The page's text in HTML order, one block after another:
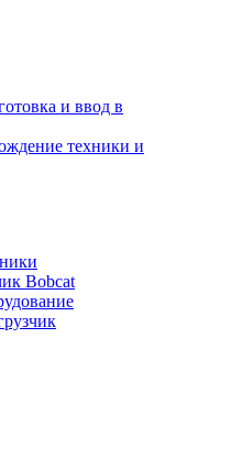
и ввод в
техники и
Bobcat